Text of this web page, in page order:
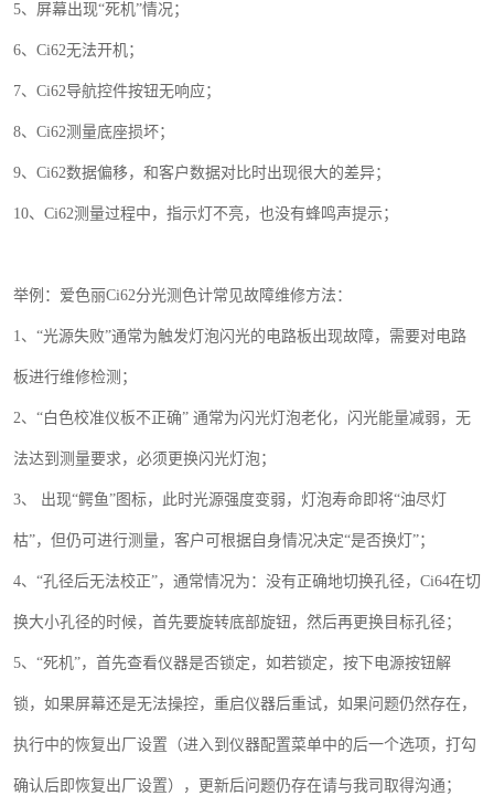
5、屏幕出现“死机”情况；
6、 Ci62无法开机；
7、 Ci62导航控件按钮无响应；
8、 Ci62测量底座损坏；
9、 Ci62数据偏移，和客户数据对比时出现很大的差异；
10、 Ci62测量过程中，指示灯不亮，也没有蜂鸣声提示；
举例： 爱色丽Ci62分光测色计常见故障维修方法：
1、“光源失败”通常为触发灯泡闪光的电路板出现故障，需要对电路
板进行维修检测；
2、“白色校准仪板不正确” 通常为闪光灯泡老化，闪光能量减弱，无
法达到测量要求，必须更换闪光灯泡；
3、 出现“鳄鱼”图标，此时光源强度变弱，灯泡寿命即将“油尽灯
枯”，但仍可进行测量，客户可根据自身情况决定“是否换灯”；
4、“孔径后无法校正”，通常情况为：没有正确地切换孔径， Ci64在切
换大小孔径的时候，首先要旋转底部旋钮，然后再更换目标孔径；
5、“死机”，首先查看仪器是否锁定，如若锁定，按下电源按钮解
锁，如果屏幕还是无法操控，重启仪器后重试，如果问题仍然存在，
执行中的恢复出厂设置（进入到仪器配置菜单中的后一个选项，打勾
确认后即恢复出厂设置），更新后问题仍存在请与我司取得沟通；